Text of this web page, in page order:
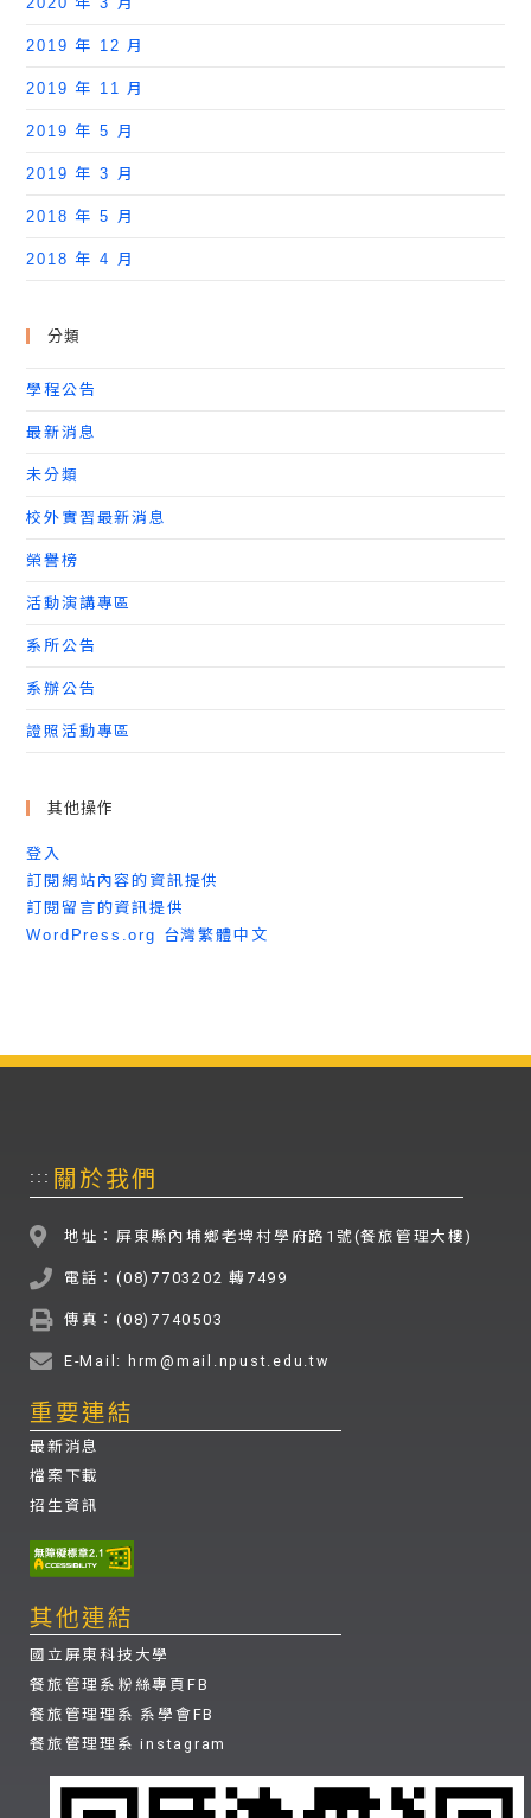
2019 年 12 月
2019 年 11 月
2019 年 5 月
2019 年 3 月
2018 年 5 月
2018 年 4 月
分類
學程公告
最新消息
未分類
校外實習最新消息
榮譽榜
活動演講專區
系所公告
系辦公告
證照活動專區
其他操作
登入
訂閱網站內容的資訊提供
訂閱留言的資訊提供
WordPress.org 台灣繁體中文
::: 關於我們
地址：屏東縣內埔鄉老埤村學府路1號(餐旅管理大樓)
電話：(08)7703202 轉7499
傳真：(08)7740503
E-Mail: hrm@mail.npust.edu.tw
重要連結
最新消息
檔案下載
招生資訊
其他連結
國立屏東科技大學
餐旅管理系粉絲專頁FB
餐旅管理理系 系學會FB
餐旅管理理系 instagram